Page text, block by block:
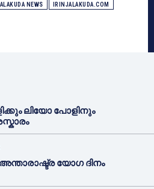
NEWS IRINJALAKUDA.COM
ലിയോ പോളിനും
യോഗ ദിനം